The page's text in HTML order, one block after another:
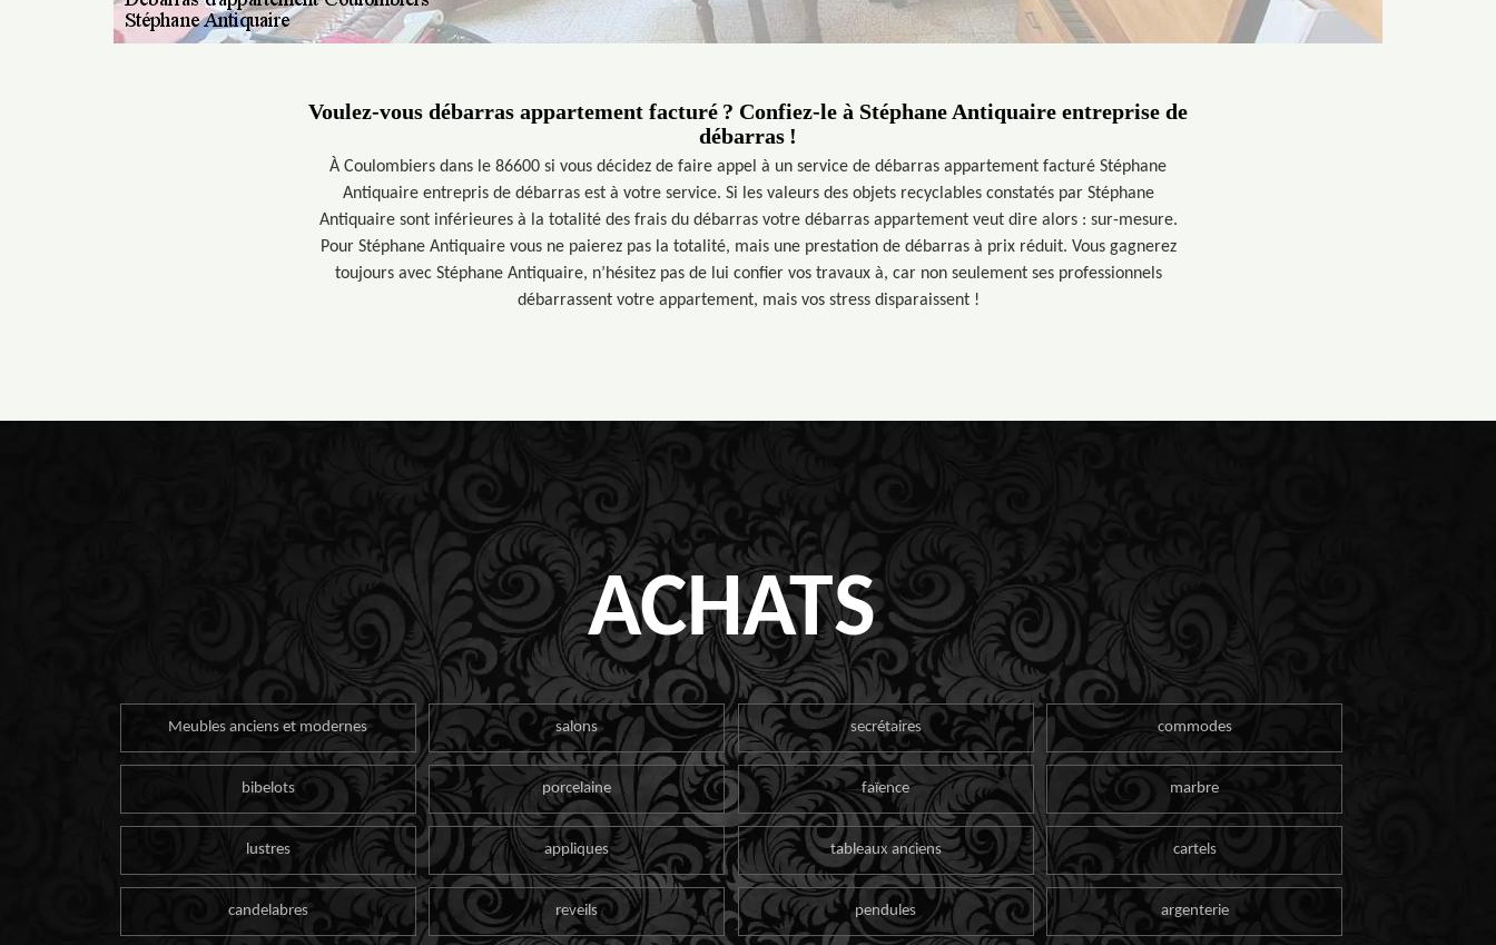
Voulez-vous débarras appartement facturé ? Confiez-le à Stéphane Antiquaire entreprise de
débarras !
À Coulombiers dans le 86600 si vous décidez de faire appel à un service de débarras appartement facturé Stéphane
Antiquaire entrepris de débarras est à votre service. Si les valeurs des objets recyclables constatés par Stéphane
Antiquaire sont inférieures à la totalité des frais du débarras votre débarras appartement veut dire alors : sur-mesure.
Pour Stéphane Antiquaire vous ne paierez pas la totalité, mais une prestation de débarras à prix réduit. Vous gagnerez
toujours avec Stéphane Antiquaire, n’hésitez pas de lui confier vos travaux à, car non seulement ses professionnels
débarrassent votre appartement, mais vos stress disparaissent !
ACHATS
Meubles anciens et modernes salons secrétaires commodes
bibelots porcelaine faïence marbre
lustres appliques tableaux anciens cartels
candelabres reveils pendules argenterie